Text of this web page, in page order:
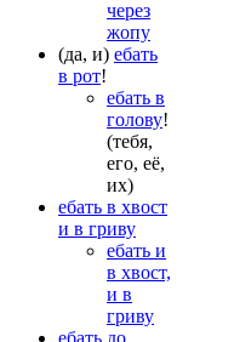
через
жопу
(да, и) ебать
в рот!
ебать в
голову!
(тебя,
его, её,
их)
ебать в хвост
и в гриву
ебать и
в хвост,
и в
гриву
ебать до